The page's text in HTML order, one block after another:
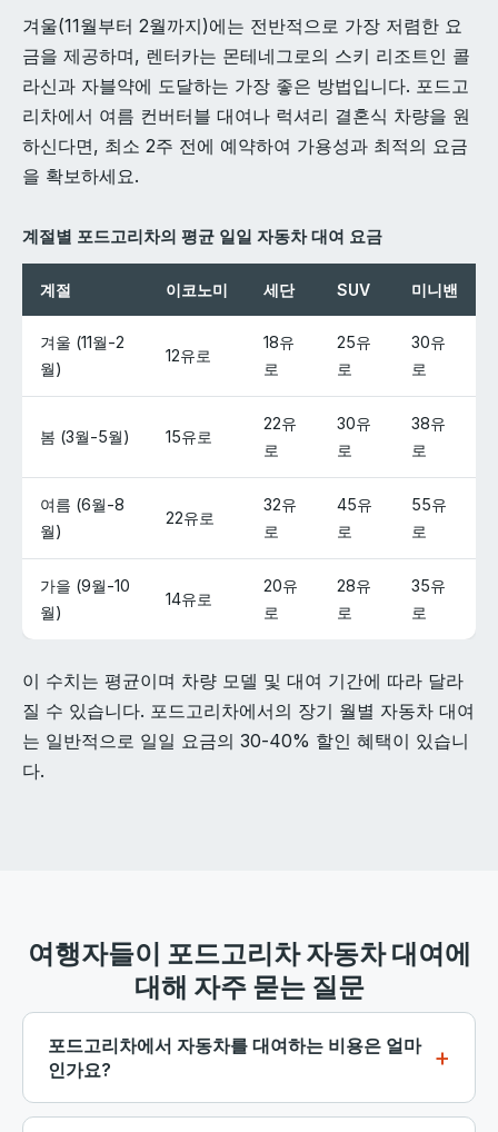
겨울(11월부터 2월까지)에는 전반적으로 가장 저렴한 요
금을 제공하며, 렌터카는 몬테네그로의 스키 리조트인 콜
라신과 자블약에 도달하는 가장 좋은 방법입니다. 포드고
리차에서 여름 컨버터블 대여나 럭셔리 결혼식 차량을 원
하신다면, 최소 2주 전에 예약하여 가용성과 최적의 요금
을 확보하세요.
계절별 포드고리차의 평균 일일 자동차 대여 요금
계절 이코노미 세단 SUV 미니밴
겨울 (11월-2
월)
12유로
18유
로
25유
로
30유
로
봄 (3월-5월) 15유로
22유
로
30유
로
38유
로
여름 (6월-8
월)
22유로
32유
로
45유
로
55유
로
가을 (9월-10
월)
14유로
20유
로
28유
로
35유
로
이 수치는 평균이며 차량 모델 및 대여 기간에 따라 달라
질 수 있습니다. 포드고리차에서의 장기 월별 자동차 대여
는 일반적으로 일일 요금의 30-40% 할인 혜택이 있습니
다.
여행자들이 포드고리차 자동차 대여에
대해 자주 묻는 질문
포드고리차에서 자동차를 대여하는 비용은 얼마
인가요?
포드고리차에서 이코노미 자동차 대여는 비수기에는